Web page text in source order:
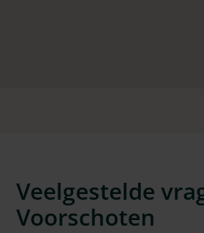
Veelgestelde
Voorschoten